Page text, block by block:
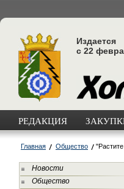
Издается
с 22
РЕДАКЦИЯ
Главная Общество
Новости
Общество